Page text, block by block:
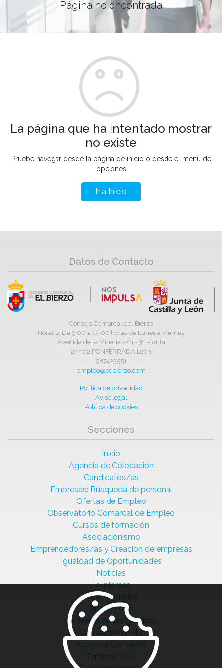
Página no encontrada
La página que ha intentado mostrar
no existe
Pruebe navegar desde la página de inicio o desde el menú de
opciones
Ir a Inicio
Datos de Contacto
Consejo Comarcal del Bierzo
Horario: De 9,00 a 14,00 horas de Lunes a Viernes
Avenida de la Minería s/n - 3ª Planta
24402 PONFERRADA León
987423551
empleo@ccbierzo.com
Política de privacidad
Aviso legal
Política de cookies
Secciones
Inicio
Agencia de Colocación
Candidatos/as
Empresas: Búsqueda de personal
Ofertas de Empleo
Observatorio Comarcal de Empleo
Cursos de formación
Asociacionismo
Emprendedores/as y Creación de empresas
Igualdad de Oportunidades
Noticias
Te interesa
Ciberseguridad
Bierzo 2030
La Senda de las Cantinas
Comanda en ruta
Apoyo al Comercio
Territorio Azul